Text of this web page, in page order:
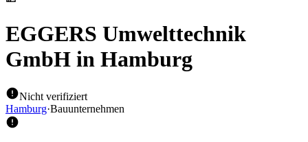
EGGERS Umwelttechnik
GmbH in Hamburg
Nicht verifiziert
Hamburg·Bauunternehmen